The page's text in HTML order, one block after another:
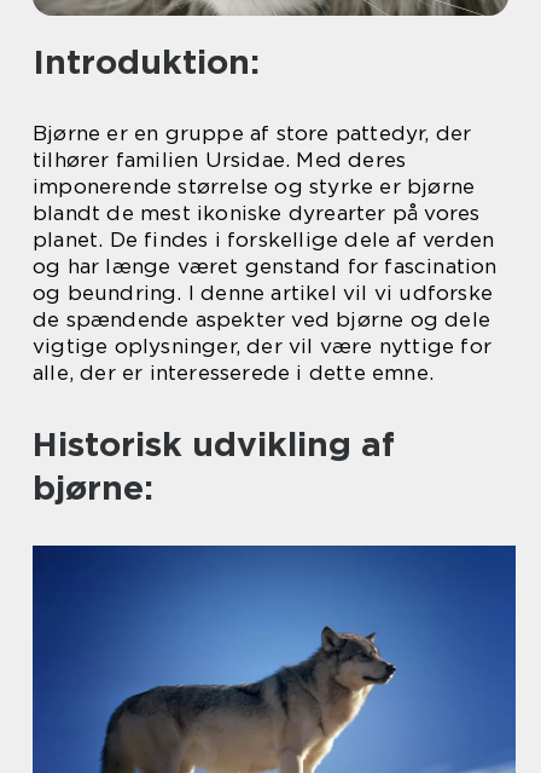
Introduktion:
Bjørne er en gruppe af store pattedyr, der
tilhører familien Ursidae. Med deres
imponerende størrelse og styrke er bjørne
blandt de mest ikoniske dyrearter på vores
planet. De findes i forskellige dele af verden
og har længe været genstand for fascination
og beundring. I denne artikel vil vi udforske
de spændende aspekter ved bjørne og dele
vigtige oplysninger, der vil være nyttige for
alle, der er interesserede i dette emne.
Historisk udvikling af
bjørne: